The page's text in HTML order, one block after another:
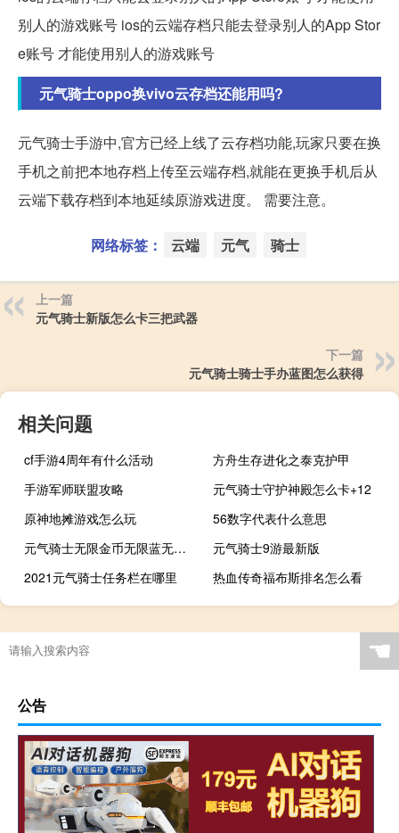
别人的游戏账号 ios的云端存档只能去登录别人的App Stor
e账号 才能使用别人的游戏账号
元气骑士oppo换vivo云存档还能用吗?
元气骑士手游中,官方已经上线了云存档功能,玩家只要在换
手机之前把本地存档上传至云端存档,就能在更换手机后从
云端下载存档到本地延续原游戏进度。 需要注意。
网络标签： 云端 元气 骑士
上一篇
元气骑士新版怎么卡三把武器
下一篇
元气骑士骑士手办蓝图怎么获得
相关问题
cf手游4周年有什么活动
方舟生存进化之泰克护甲
手游军师联盟攻略
元气骑士守护神殿怎么卡+12
原神地摊游戏怎么玩
56数字代表什么意思
元气骑士无限金币无限蓝无限技能,如何下载
元气骑士9游最新版
2021元气骑士任务栏在哪里
热血传奇福布斯排名怎么看
☚
公告